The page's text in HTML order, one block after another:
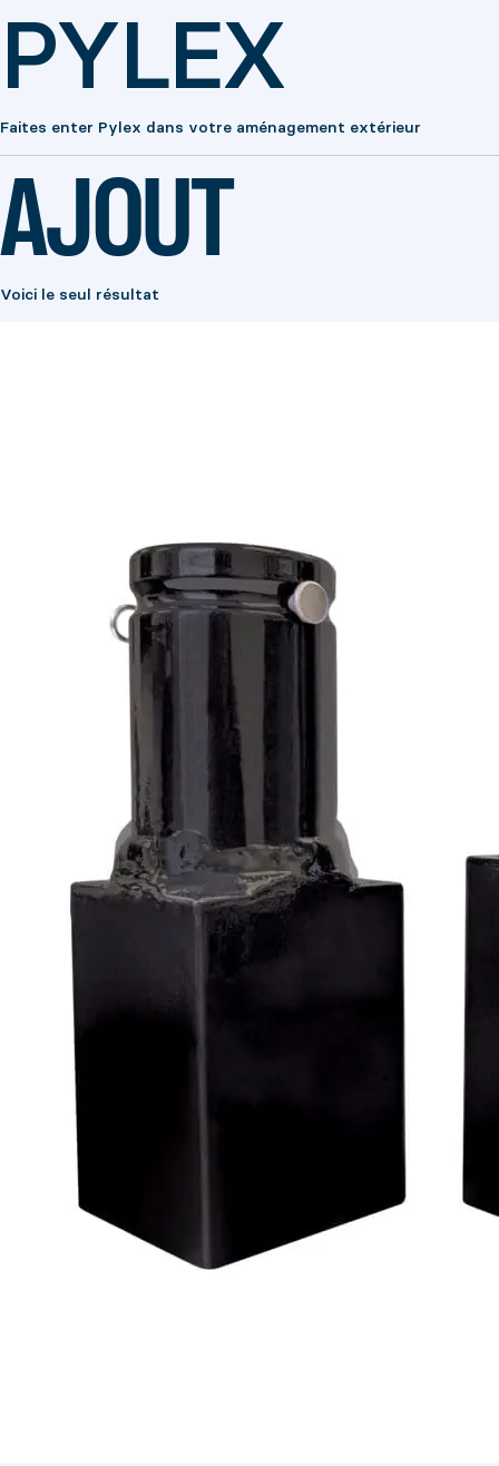
PYLEX
Faites enter Pylex dans votre aménagement extérieur
AJOUT
Voici le seul résultat